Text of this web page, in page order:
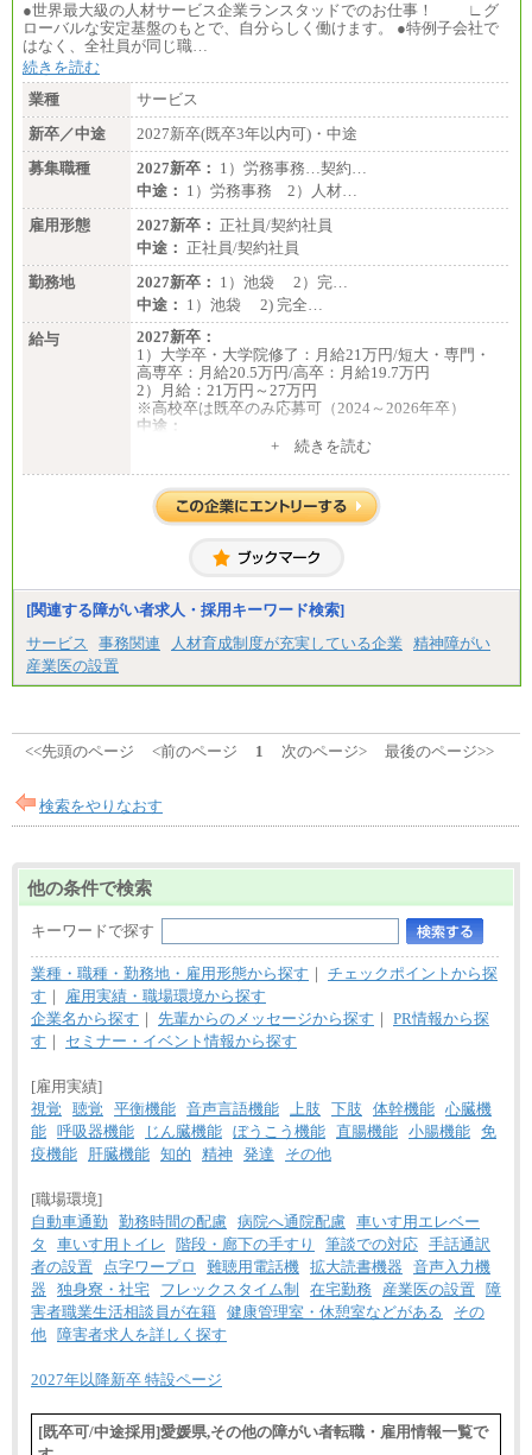
※詳細はJTBキャリアサイトよりご確認ください。
■(株)JTBデータサービス ※2027年新卒募集終了
※詳細はJTBキャリアサイトよりご確認ください。
■I&Jデジタルイノベーション(株)
総合職 月給224,500～242,600円＋地域手当
※詳細はJTBキャリアサイトよりご確認ください。
＜有期社員コース＞
■(株)JTBビジネストランスフォーム
有期契約職 月給185,000～195,000円
※詳細はJTBキャリアサイトよりご確認ください。
■(株)JTBパブリッシング ※2027年新卒募集終了
総合職 月給241,000円
中途：
①月給227,000円以上
②月給212,000円以上
③月給172,500円以上
④月給23万円～37万円
⑤月給20万円～25万円
⑥月給33万円～48万円
⑦月給271,000円以上
⑧～⑮月給200,000円〜月給400,000円
⑯月給185,000円以上
⑰月給237,000円以上
⑱月給212,000円以上
⑲東京：月給202,000 円以上 、京都：月給193,000 円
⑳月給205,000円以上
㉒月給185,000 円以上
㉓月給224,500円以上
※全コース共通※ 能力・経験・勤務地などにより
異なります
●世界最大級の人材サービス企業ランスタッドでのお仕事！ ∟グ
ローバルな安定基盤のもとで、自分らしく働けます。 ●特例子会社で
はなく、全社員が同じ職…
続きを読む
業種
サービス
新卒／中途
2027新卒(既卒3年以内可)・中途
募集職種
2027新卒： 1）労務事務…契約…
中途： 1）労務事務 2）人材…
雇用形態
2027新卒： 正社員/契約社員
中途： 正社員/契約社員
勤務地
2027新卒： 1）池袋 2）完…
中途： 1）池袋 2) 完全…
給与
2027新卒：
1）大学卒・大学院修了：月給21万円/短大・専門・
高専卒：月給20.5万円/高卒：月給19.7万円
2）月給：21万円～27万円
※高校卒は既卒のみ応募可（2024～2026年卒）
中途：
1）月給：21万円～25万円+ 続きを読む
[関連する障がい者求人・採用キーワード検索]
サービス
事務関連 人材育成制度が充実している企業
精神障がい
産業医の設置
<<先頭のページ <前のページ 1 次のページ> 最後のページ>>
検索をやりなおす
他の条件で検索
キーワードで探す
業種・職種・勤務地・雇用形態から探す ｜ チェックポイントから探
す ｜
雇用実績・職場環境から探す
企業名から探す ｜ 先輩からのメッセージから探す ｜ PR情報から探
す ｜ セミナー・イベント情報から探す
[雇用実績]
視覚
聴覚 平衡機能 音声言語機能 上肢 下肢 体幹機能 心臓機
能 呼吸器機能 じん臓機能 ぼうこう機能 直腸機能 小腸機能 免
疫機能
肝臓機能 知的 精神 発達 その他
[職場環境]
自動車通勤
勤務時間の配慮 病院へ通院配慮 車いす用エレベー
タ
車いす用トイレ 階段・廊下の手すり 筆談での対応 手話通訳
者の設置
点字ワープロ 難聴用電話機 拡大読書機器
音声入力機
器
独身寮・社宅 フレックスタイム制 在宅勤務 産業医の設置
障
害者職業生活相談員が在籍 健康管理室・休憩室などがある
その
他
障害者求人を詳しく探す
2027年以降新卒 特設ページ
[既卒可/中途採用]愛媛県,その他の障がい者転職・雇用情報一覧で